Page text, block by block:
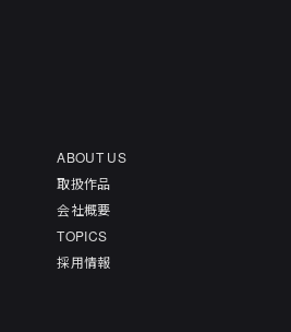
ABOUT US
取扱作品
会社概要
TOPICS
採用情報